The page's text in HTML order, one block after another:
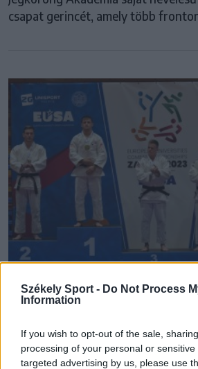
Székely Sport - Do Not Process
Information
If you wish to opt-out of the sale,
processing of your personal or
targeted advertising by us, please use
csapat gerincét, amely több
EURÓPAI EGYETEMI BAJNOKSÁG
Radvánszki Szilárd
Európai Egyetemi